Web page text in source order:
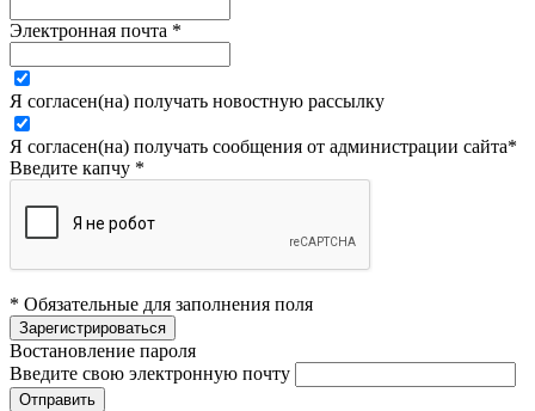
Электронная почта *
Я согласен(на) получать новостную рассылку
Я согласен(на) получать сообщения от администрации сайта*
Введите капчу *
* Обязательные для заполнения поля
Востановление пароля
Введите свою электронную почту